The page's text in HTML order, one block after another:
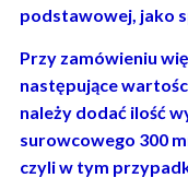
podstawowej, jako
Przy zamówieniu
następujące
należy dodać ilość
surowcowego 300
czyli w tym